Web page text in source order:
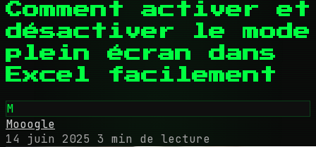
Comment activer et
désactiver le mode
plein écran dans
Excel facilement
M
Mooogle
14 juin 2025 3 min de lecture